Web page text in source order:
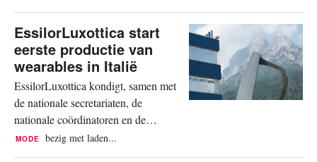
brillenconglomeraat. Dit gebeurt nu
de toekomstige eigendomsstructuur
van het imperium ter discussie staat.
Volgens Reuters onderzoekt de 31-
jarige directeur, strategiedirecteur
bij...
EssilorLuxottica start
eerste productie van
wearables in Italië
EssilorLuxottica kondigt, samen met
de nationale secretariaten, de
nationale coördinatoren en de
vakbondscoördinatie van Filctem
Cgil, Femca Cisl en Uiltec Uil, de
MODE bezig met laden...